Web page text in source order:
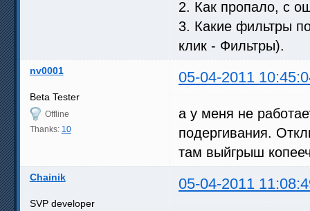
2. Как пропало, с
3. Какие фильтры
клик - Фильтры).
nv0001 05-04-2011
Beta Tester
Offline
Thanks: 10
а у меня не
подергивания.
там выйгрыш
Chainik 05-04-2011
SVP developer